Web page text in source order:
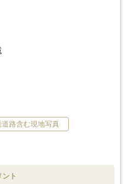
道路含む現地写真
ント